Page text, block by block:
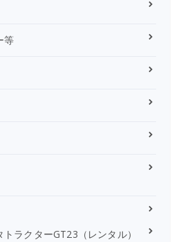
等
ラクターGT23（レンタル）